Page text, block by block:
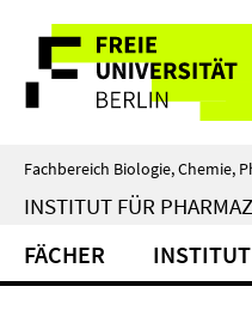
direkt
Inhalt
Service-
Navigation
Fachbereich Biologie, Chemie,
INSTITUT FÜR
FÄCHER INSTITUT